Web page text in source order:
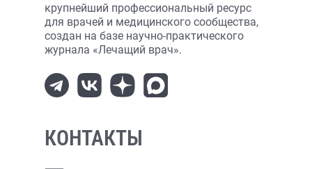
крупнейший профессиональный ресурс
для врачей и медицинского сообщества,
создан на базе научно-практического
журнала «Лечащий врач».
КОНТАКТЫ